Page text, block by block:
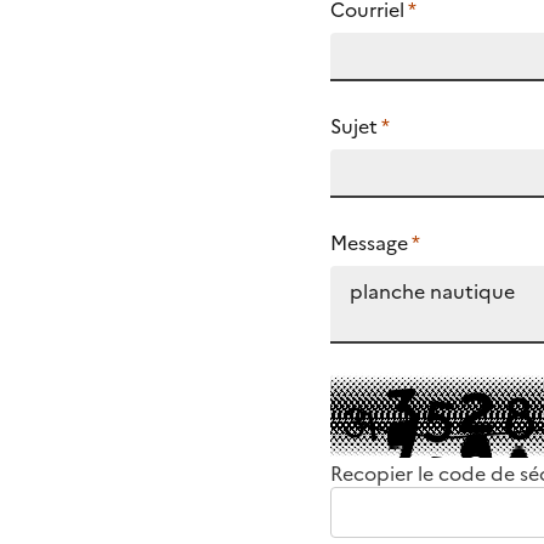
Courriel*
Sujet*
Message*
Recopier le code de